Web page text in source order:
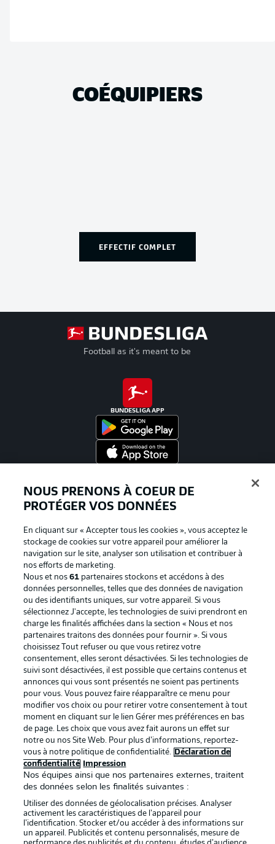
COÉQUIPIERS
EFFECTIF COMPLET
Football as it's meant to be
BUNDESLIGA APP
La publicité Conditions d’utilisation des
Mentions Légales Gérer mes préférences
Déclaration de
confidentialité
Diffuseurs
Travaux Contact
Impression Joueurs
NOUS PRENONS À COEUR DE
PROTÉGER VOS DONNÉES
En cliquant sur « Accepter tous les cookies », vous acceptez le
stockage de cookies sur votre appareil pour améliorer la
navigation sur le site, analyser son utilisation et contribuer à
nos efforts de marketing.
Nous et nos61 partenaires stockons et accédons à des
données personnelles, telles que des données de navigation
ou des identifiants uniques, sur votre appareil. Si vous
sélectionnez J'accepte, les technologies de suivi prendront en
charge les finalités affichées dans la section « Nous et nos
partenaires traitons des données pour fournir ». Si vous
choisissez Tout refuser ou que vous retirez votre
consentement, elles seront désactivées. Si les technologies de
suivi sont désactivées, il est possible que certains contenus et
annonces qui vous sont présentés ne soient pas pertinents
pour vous. Vous pouvez faire réapparaître ce menu pour
modifier vos choix ou pour retirer votre consentement à tout
moment en cliquant sur le lien Gérer mes préférences en bas
de page. Les choix que vous avez fait aurons un effet sur
notre ou nos Site Web. Pour plus d’informations, reportez-
vous à notre politique de confidentialité.
Déclaration de
confidentialité
Impression
Nos équipes ainsi que nos partenaires externes, traitent
des données selon les finalités suivantes :
Utiliser des données de géolocalisation précises. Analyser
activement les caractéristiques de l’appareil pour
l’identification. Stocker et/ou accéder à des informations sur
un appareil. Publicités et contenu personnalisés, mesure de